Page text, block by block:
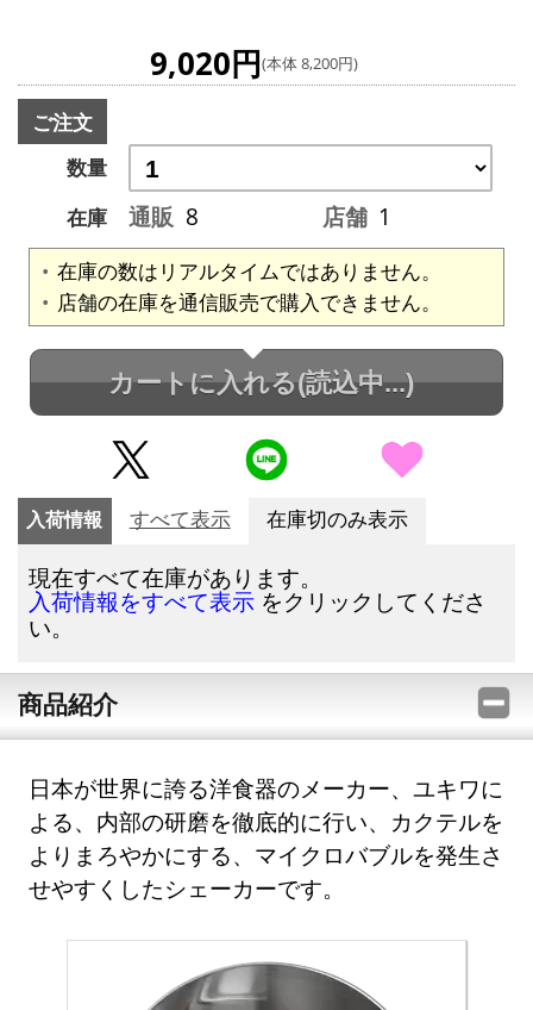
9,020円(本体 8,200円)
ご注文
数量
在庫
通販 8 店舗 1
在庫の数はリアルタイムではありません。
店舗の在庫を通信販売で購入できません。
カートに入れる(読込中...)
入荷情報 すべて表示 在庫切のみ表示
現在すべて在庫があります。
入荷情報をすべて表示 をクリックしてくださ
い。
商品紹介
日本が世界に誇る洋食器のメーカー、ユキワに
よる、内部の研磨を徹底的に行い、カクテルを
よりまろやかにする、マイクロバブルを発生さ
せやすくしたシェーカーです。